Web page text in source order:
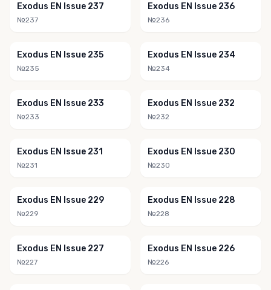
Exodus EN Issue 237
№237
Exodus EN Issue 236
№236
Exodus EN Issue 235
№235
Exodus EN Issue 234
№234
Exodus EN Issue 233
№233
Exodus EN Issue 232
№232
Exodus EN Issue 231
№231
Exodus EN Issue 230
№230
Exodus EN Issue 229
№229
Exodus EN Issue 228
№228
Exodus EN Issue 227
№227
Exodus EN Issue 226
№226